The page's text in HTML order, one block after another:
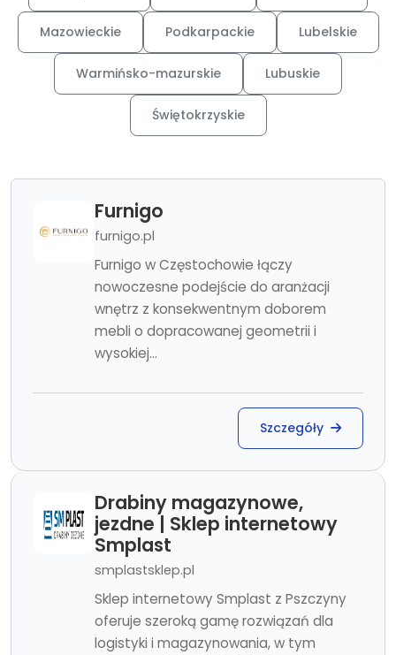
Mazowieckie Podkarpackie Lubelskie
Warmińsko-mazurskie Lubuskie
Świętokrzyskie
Furnigo
furnigo.pl
Furnigo w Częstochowie łączy
nowoczesne podejście do aranżacji
wnętrz z konsekwentnym doborem
mebli o dopracowanej geometrii i
wysokiej...
Szczegóły
Drabiny magazynowe,
jezdne | Sklep internetowy
Smplast
smplastsklep.pl
Sklep internetowy Smplast z Pszczyny
oferuje szeroką gamę rozwiązań dla
logistyki i magazynowania, w tym